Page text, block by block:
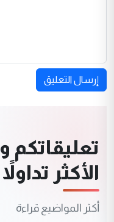
إرسال التعليق
الأكثر تداولاً
أكثر المواضيع قراءة